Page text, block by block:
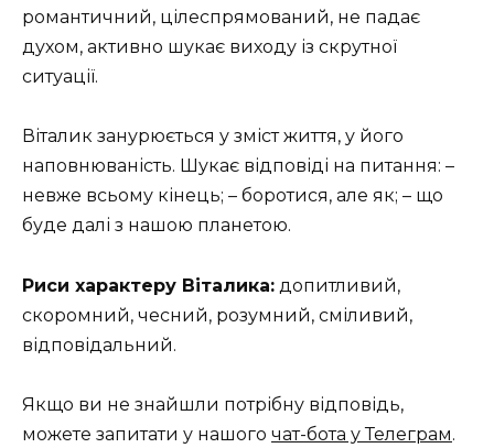
романтичний, цілеспрямований, не падає
духом, активно шукає виходу із скрутної
ситуації.
Віталик занурюється у зміст життя, у його
наповнюваність. Шукає відповіді на питання: –
невже всьому кінець; – боротися, але як; – що
буде далі з нашою планетою.
Риси характеру Віталика: допитливий,
скоромний, чесний, розумний, сміливий,
відповідальний.
Якщо ви не знайшли потрібну відповідь,
можете запитати у нашого чат-бота у Телеграм.